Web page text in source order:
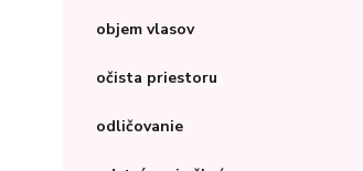
objem vlasov
očista priestoru
odličovanie